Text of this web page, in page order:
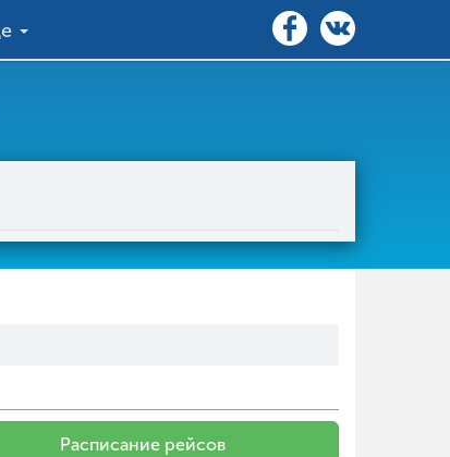
Расписание рейсов